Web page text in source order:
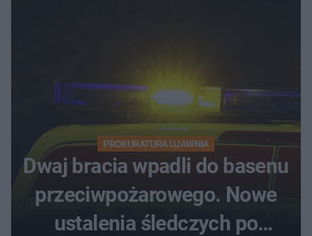
PROKURATURA UJAWNIA
Dwaj bracia wpadli do basenu
przeciwpożarowego. Nowe
ustalenia śledczych po